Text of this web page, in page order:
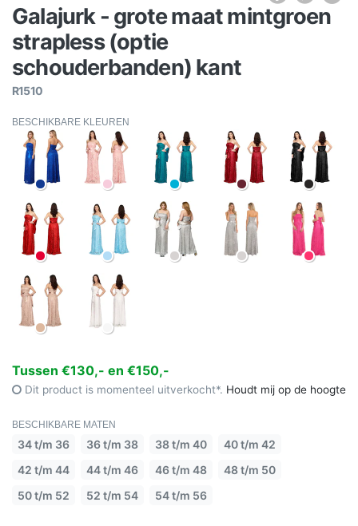
Galajurk - grote maat mintgroen
strapless (optie
schouderbanden) kant
R1510
BESCHIKBARE KLEUREN
Tussen €130,- en €150,-
Dit product is momenteel uitverkocht*. Houdt mij op de hoogte
BESCHIKBARE MATEN
34 t/m 36 36 t/m 38 38 t/m 40
40 t/m 42
42 t/m 44
44 t/m 46 46 t/m 48
48 t/m 50
50 t/m 52
52 t/m 54 54 t/m 56